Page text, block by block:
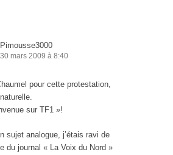
Pimousse3000
30 mars 2009 à 8:40
pour cette protestation,
sur TF1 »!
sujet analogue, j’étais ravi de
du journal « La Voix du Nord »